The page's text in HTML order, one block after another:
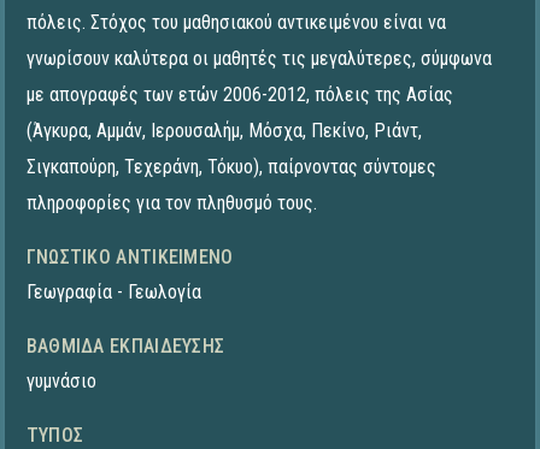
πόλεις. Στόχος του μαθησιακού αντικειμένου είναι να
γνωρίσουν καλύτερα οι μαθητές τις μεγαλύτερες, σύμφωνα
με απογραφές των ετών 2006-2012, πόλεις της Ασίας
(Άγκυρα, Αμμάν, Ιερουσαλήμ, Μόσχα, Πεκίνο, Ριάντ,
Σιγκαπούρη, Τεχεράνη, Τόκυο), παίρνοντας σύντομες
πληροφορίες για τον πληθυσμό τους.
ΓΝΩΣΤΙΚΌ ΑΝΤΙΚΕΊΜΕΝΟ
Γεωγραφία - Γεωλογία
ΒΑΘΜΊΔΑ ΕΚΠΑΊΔΕΥΣΗΣ
γυμνάσιο
ΤΎΠΟΣ